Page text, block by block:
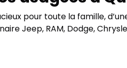
pour toute la famille,
Jeep, RAM, Dodge,